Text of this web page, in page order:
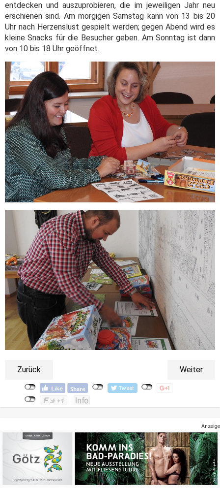
entdecken und auszuprobieren, die im jeweiligen Jahr neu
erschienen sind. Am morgigen Samstag kann von 13 bis 20
Uhr nach Herzenslust gespielt werden; gegen Abend wird es
kleine Snacks für die Besucher geben. Am Sonntag ist dann
von 10 bis 18 Uhr geöffnet.
Zurück Weiter
Anzeige